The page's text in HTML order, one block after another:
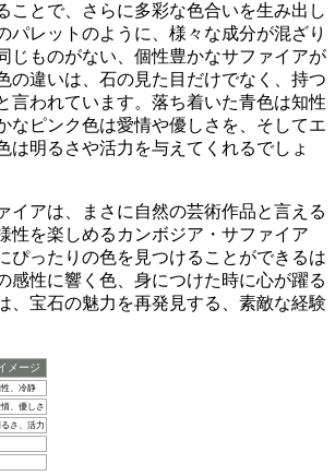
ことで、さらに多彩な色合いを生み出し
パレットのように、様々な成分が混ざり
じものがない、個性豊かなサファイアが
の違いは、石の見た目だけでなく、持つ
言われています。落ち着いた青色は知性
なピンク色は愛情や優しさを、そしてエ
は明るさや活力を与えてくれるでしょ
イアは、まさに自然の芸術作品と言える
性を楽しめるカンボジア・サファイア
ぴったりの色を見つけることができるは
感性に響く色、身につけた時に心が躍る
、宝石の魅力を再発見する、素敵な経験
メージ
性、冷静
、優しさ
さ、活力